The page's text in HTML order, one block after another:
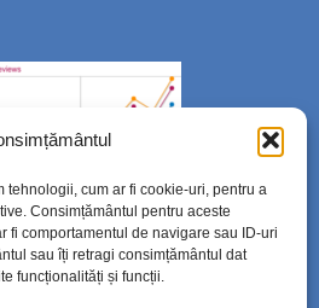
tehnologii, cum ar fi cookie-uri, pentru a
Consimțământul pentru aceste
fi comportamentul de navigare sau ID-uri
sau îți retragi consimțământul dat
funcționalități și funcții.